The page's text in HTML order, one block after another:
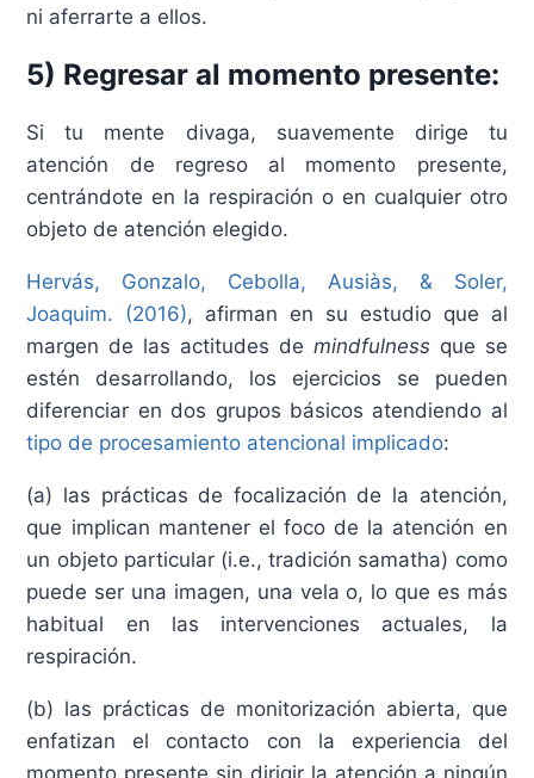
ni aferrarte a ellos.
5) Regresar al momento presente:
Si tu mente divaga, suavemente dirige tu
atención de regreso al momento presente,
centrándote en la respiración o en cualquier otro
objeto de atención elegido.
Hervás, Gonzalo, Cebolla, Ausiàs, & Soler,
Joaquim. (2016), afirman en su estudio que al
margen de las actitudes de mindfulnessque se
estén desarrollando, los ejercicios se pueden
diferenciar en dos grupos básicos atendiendo al
tipo de procesamiento atencional implicado:
(a) las prácticas de focalización de la atención,
que implican mantener el foco de la atención en
un objeto particular (i.e., tradición samatha) como
puede ser una imagen, una vela o, lo que es más
habitual en las intervenciones actuales, la
respiración.
(b) las prácticas de monitorización abierta, que
enfatizan el contacto con la experiencia del